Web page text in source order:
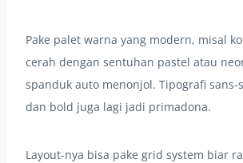
Pake palet warna yang modern, misal
cerah dengan sentuhan pastel atau
spanduk auto menonjol. Tipografi sans-
dan bold juga lagi jadi primadona.
Layout-nya bisa pake grid system biar